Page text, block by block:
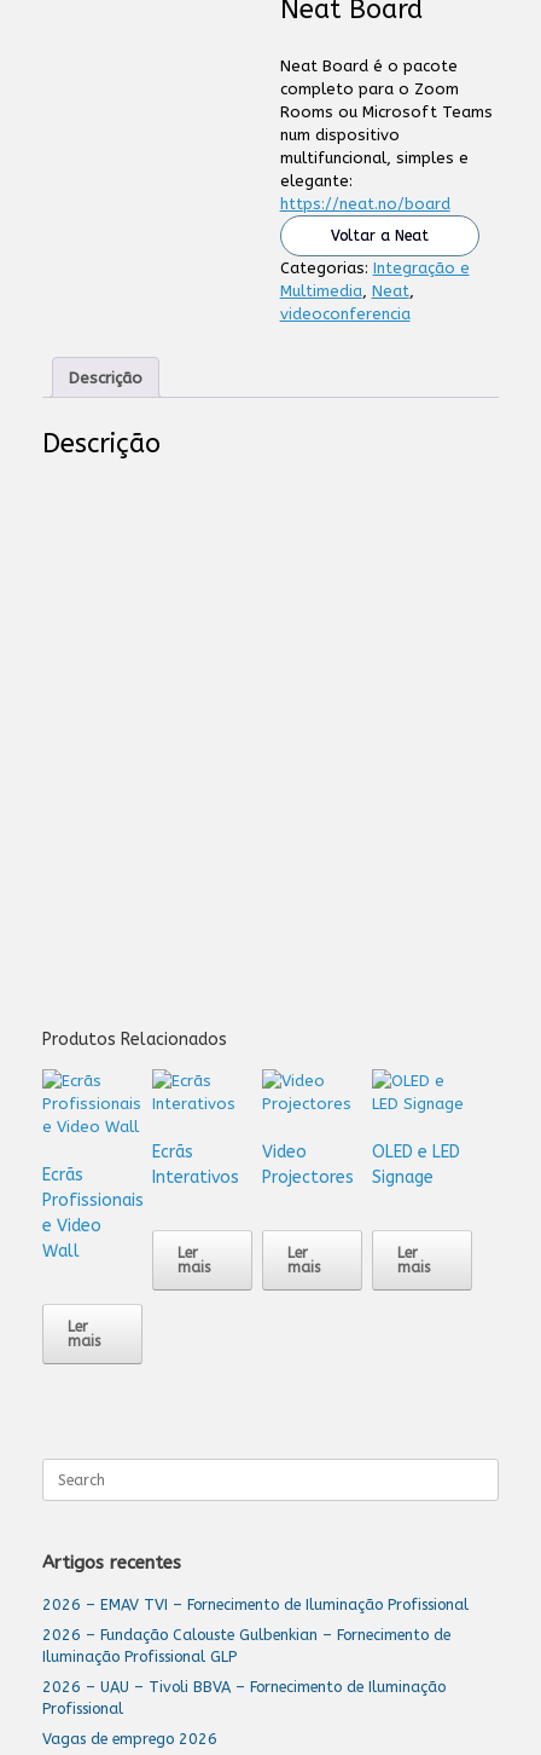
Neat Board
Neat Board é o pacote
completo para o Zoom
Rooms ou Microsoft Teams
num dispositivo
multifuncional, simples e
elegante:
https://neat.no/board
Voltar a Neat
Categorias: Integração e
Multimedia, Neat,
videoconferencia
Descrição
Descrição
Produtos Relacionados
Ecrãs
Profissionais
e Video
Wall
Ler
mais
Ecrãs
Interativos
Ler
mais
Video
Projectores
Ler
mais
OLED e LED
Signage
Ler
mais
for:
Artigos recentes
2026 – EMAV TVI – Fornecimento de Iluminação Profissional
2026 – Fundação Calouste Gulbenkian – Fornecimento de
Iluminação Profissional GLP
2026 – UAU – Tivoli BBVA – Fornecimento de Iluminação
Profissional
Vagas de emprego 2026